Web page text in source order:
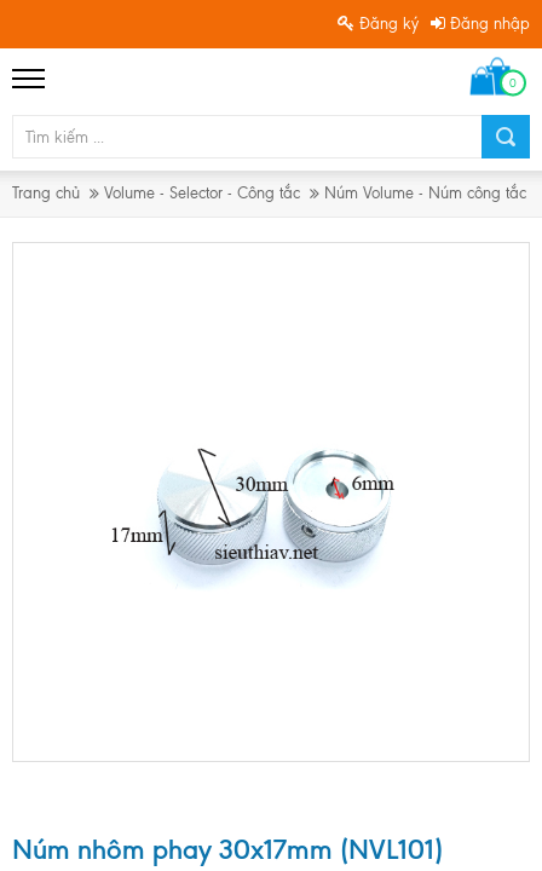
Đăng ký Đăng nhập
0
Trang chủ Volume - Selector - Công tắc Núm Volume - Núm công tắc
Núm nhôm phay 30x17mm (NVL101)